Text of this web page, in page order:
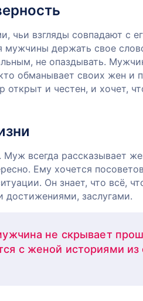
взгляды совпадают с
мужчины держать свое
не опаздывать.
обманывает своих жен и
открыт и честен, и хочет,
всегда рассказывает
Ему хочется
Он знает, что всё,
достижениями, заслугами.
не скрывает
с женой историями из